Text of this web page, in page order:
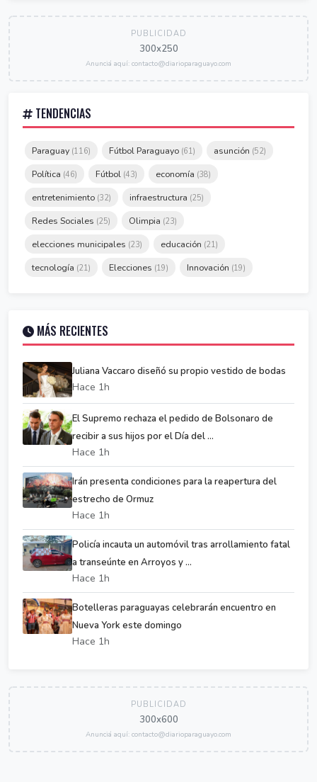
PUBLICIDAD
300x250
Anunciá aquí: contacto@diarioparaguayo.com
TENDENCIAS
Paraguay (116) Fútbol Paraguayo (61) asunción (52)
Política (46) Fútbol (43) economía (38)
entretenimiento (32) infraestructura (25)
Redes Sociales (25) Olimpia (23)
elecciones municipales (23) educación (21)
tecnología (21) Elecciones (19) Innovación (19)
MÁS RECIENTES
Juliana Vaccaro diseñó su propio vestido de bodas
Hace 1h
El Supremo rechaza el pedido de Bolsonaro de
recibir a sus hijos por el Día del ...
Hace 1h
Irán presenta condiciones para la reapertura del
estrecho de Ormuz
Hace 1h
Policía incauta un automóvil tras arrollamiento fatal
a transeúnte en Arroyos y ...
Hace 1h
Botelleras paraguayas celebrarán encuentro en
Nueva York este domingo
Hace 1h
PUBLICIDAD
300x600
Anunciá aquí: contacto@diarioparaguayo.com